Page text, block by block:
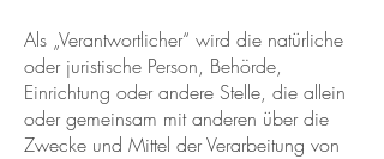
Als „Verantwortlicher“ wird die natürliche
oder juristische Person, Behörde,
Einrichtung oder andere Stelle, die allein
oder gemeinsam mit anderen über die
Zwecke und Mittel der Verarbeitung von